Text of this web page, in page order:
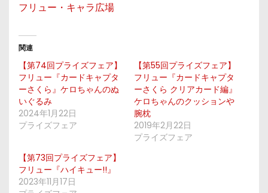
フリュー・キャラ広場
関連
【第74回プライズフェア】
フリュー『カードキャプタ
ーさくら』ケロちゃんのぬ
いぐるみ
2024年1月22日
プライズフェア
【第55回プライズフェア】
フリュー『カードキャプタ
ーさくら クリアカード編』
ケロちゃんのクッションや
腕枕
2019年2月22日
プライズフェア
【第73回プライズフェア】
フリュー『ハイキュー!!』
2023年11月17日